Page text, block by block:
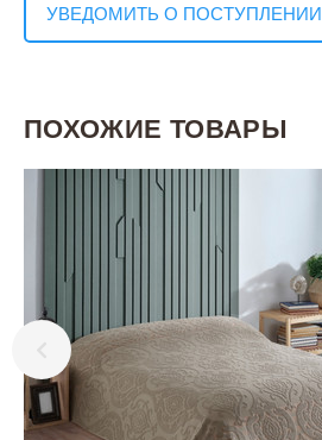
УВЕДОМИТЬ О ПОСТУПЛЕНИИ
ПОХОЖИЕ ТОВАРЫ